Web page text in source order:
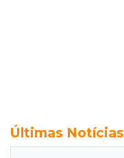
Últimas Notícias